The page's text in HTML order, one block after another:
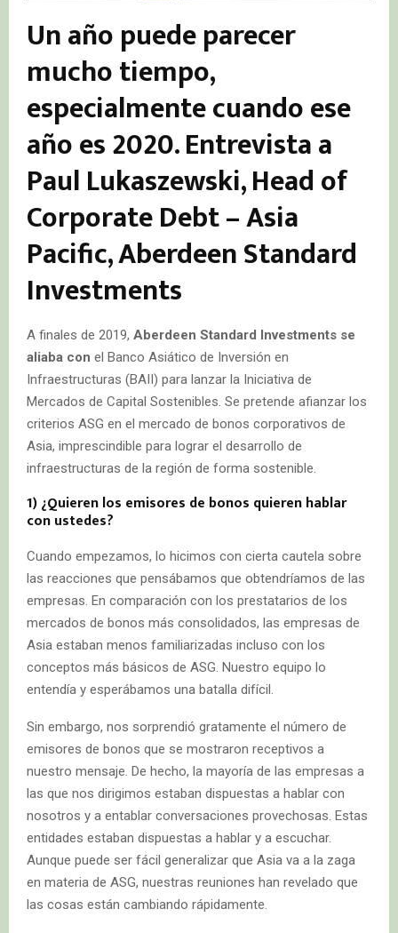
Un año puede parecer
mucho tiempo,
especialmente cuando ese
año es 2020. Entrevista a
Paul Lukaszewski, Head of
Corporate Debt – Asia
Pacific, Aberdeen Standard
Investments
A finales de 2019, Aberdeen Standard Investments se
aliaba con el Banco Asiático de Inversión en
Infraestructuras (BAII) para lanzar la Iniciativa de
Mercados de Capital Sostenibles. Se pretende afianzar los
criterios ASG en el mercado de bonos corporativos de
Asia, imprescindible para lograr el desarrollo de
infraestructuras de la región de forma sostenible.
1) ¿Quieren los emisores de bonos quieren hablar
con ustedes?
Cuando empezamos, lo hicimos con cierta cautela sobre
las reacciones que pensábamos que obtendríamos de las
empresas. En comparación con los prestatarios de los
mercados de bonos más consolidados, las empresas de
Asia estaban menos familiarizadas incluso con los
conceptos más básicos de ASG. Nuestro equipo lo
entendía y esperábamos una batalla difícil.
Sin embargo, nos sorprendió gratamente el número de
emisores de bonos que se mostraron receptivos a
nuestro mensaje. De hecho, la mayoría de las empresas a
las que nos dirigimos estaban dispuestas a hablar con
nosotros y a entablar conversaciones provechosas. Estas
entidades estaban dispuestas a hablar y a escuchar.
Aunque puede ser fácil generalizar que Asia va a la zaga
en materia de ASG, nuestras reuniones han revelado que
las cosas están cambiando rápidamente.